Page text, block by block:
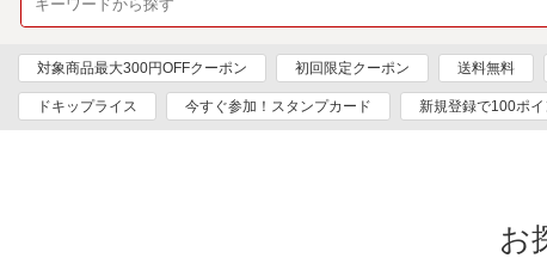
対象商品最大300円OFFクーポン 初回限定クーポン 送料無料
ドキップライス 今すぐ参加！スタンプカード 新規登録で100ポイ
お